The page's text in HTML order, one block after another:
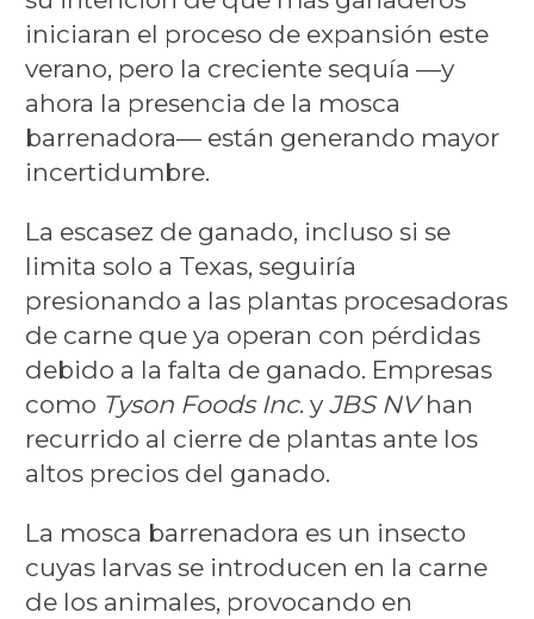
iniciaran el proceso de expansión este
verano, pero la creciente sequía —y
ahora la presencia de la mosca
barrenadora— están generando mayor
incertidumbre.
La escasez de ganado, incluso si se
limita solo a Texas, seguiría
presionando a las plantas procesadoras
de carne que ya operan con pérdidas
debido a la falta de ganado. Empresas
como Tyson Foods Inc. y JBS NVhan
recurrido al cierre de plantas ante los
altos precios del ganado.
La mosca barrenadora es un insecto
cuyas larvas se introducen en la carne
de los animales, provocando en